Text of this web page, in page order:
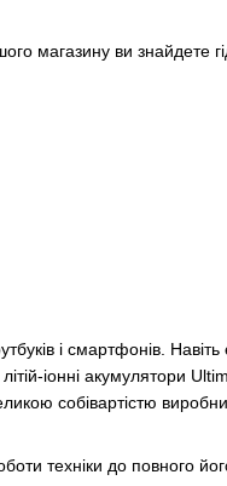
магазину ви знайдете
і смартфонів.
іонні акумулятори
собівартістю
техніки до повного